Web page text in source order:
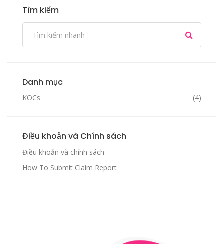
Tìm kiếm
Danh mục
KOCs (4)
Điều khoản và Chính sách
Điều khoản và chính sách
How To Submit Claim Report